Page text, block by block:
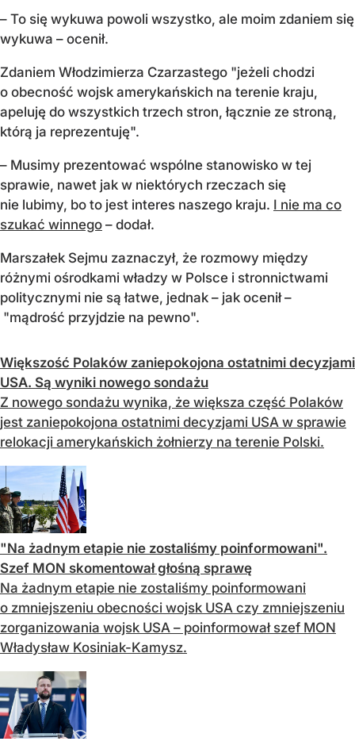
– To się wykuwa powoli wszystko, ale moim zdaniem się
wykuwa – ocenił.
Zdaniem Włodzimierza Czarzastego "jeżeli chodzi
o obecność wojsk amerykańskich na terenie kraju,
apeluję do wszystkich trzech stron, łącznie ze stroną,
którą ja reprezentuję".
– Musimy prezentować wspólne stanowisko w tej
sprawie, nawet jak w niektórych rzeczach się
nie lubimy, bo to jest interes naszego kraju. I nie ma co
szukać winnego – dodał.
Marszałek Sejmu zaznaczył, że rozmowy między
różnymi ośrodkami władzy w Polsce i stronnictwami
politycznymi nie są łatwe, jednak – jak ocenił –
"mądrość przyjdzie na pewno".
Większość Polaków zaniepokojona ostatnimi decyzjami
USA. Są wyniki nowego sondażu
Z nowego sondażu wynika, że większa część Polaków
jest zaniepokojona ostatnimi decyzjami USA w sprawie
relokacji amerykańskich żołnierzy na terenie Polski.
"Na żadnym etapie nie zostaliśmy poinformowani".
Szef MON skomentował głośną sprawę
Na żadnym etapie nie zostaliśmy poinformowani
o zmniejszeniu obecności wojsk USA czy zmniejszeniu
zorganizowania wojsk USA – poinformował szef MON
Władysław Kosiniak-Kamysz.